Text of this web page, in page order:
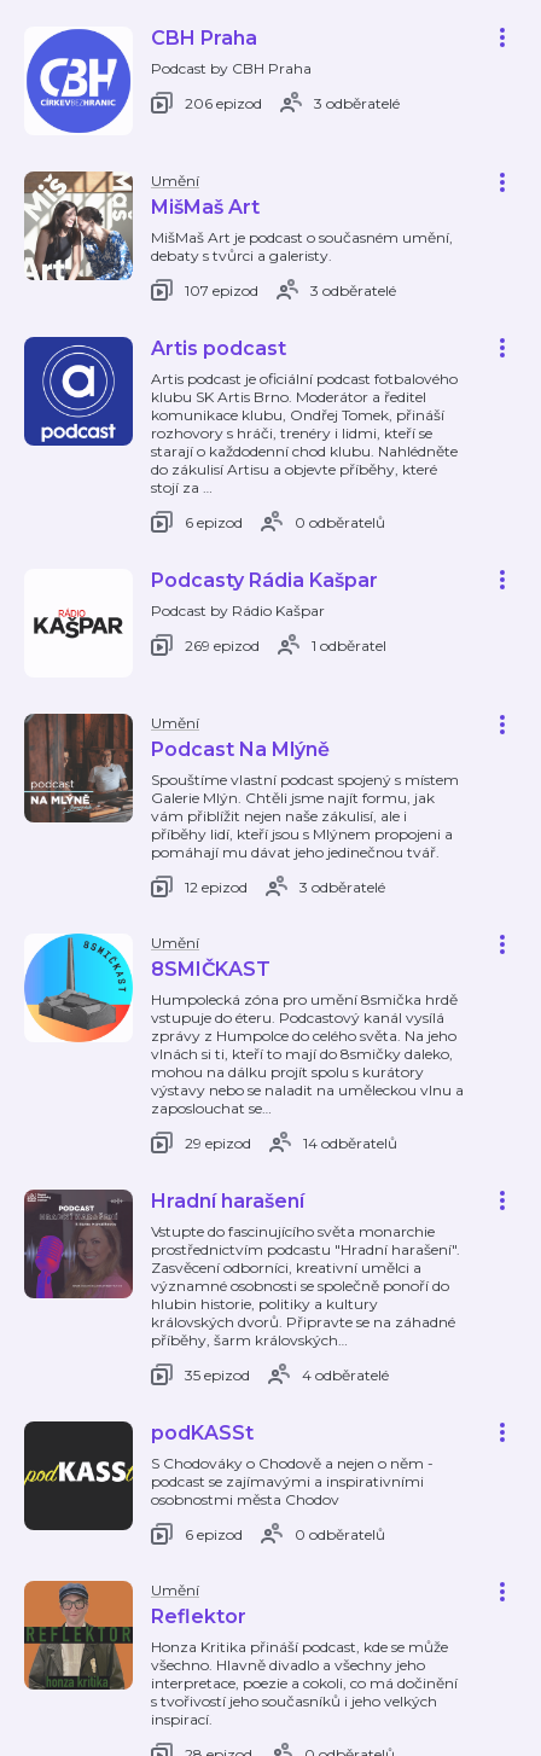
CBH Praha
Podcast by CBH Praha
206 epizod
3 odběratelé
Umění
MišMaš Art
MišMaš Art je podcast o současném umění,
debaty s tvůrci a galeristy.
107 epizod
3 odběratelé
Artis podcast
Artis podcast je oficiální podcast fotbalového
klubu SK Artis Brno. Moderátor a ředitel
komunikace klubu, Ondřej Tomek, přináší
rozhovory s hráči, trenéry i lidmi, kteří se
starají o každodenní chod klubu. Nahlédněte
do zákulisí Artisu a objevte příběhy, které
stojí za …
6 epizod
0 odběratelů
Podcasty Rádia Kašpar
Podcast by Rádio Kašpar
269 epizod
1 odběratel
Umění
Podcast Na Mlýně
Spouštíme vlastní podcast spojený s místem
Galerie Mlýn. Chtěli jsme najít formu, jak
vám přiblížit nejen naše zákulisí, ale i
příběhy lidí, kteří jsou s Mlýnem propojeni a
pomáhají mu dávat jeho jedinečnou tvář.
12 epizod
3 odběratelé
Umění
8SMIČKAST
Humpolecká zóna pro umění 8smička hrdě
vstupuje do éteru. Podcastový kanál vysílá
zprávy z Humpolce do celého světa. Na jeho
vlnách si ti, kteří to mají do 8smičky daleko,
mohou na dálku projít spolu s kurátory
výstavy nebo se naladit na uměleckou vlnu a
zaposlouchat se…
29 epizod
14 odběratelů
Hradní harašení
Vstupte do fascinujícího světa monarchie
prostřednictvím podcastu "Hradní harašení".
Zasvěcení odborníci, kreativní umělci a
významné osobnosti se společně ponoří do
hlubin historie, politiky a kultury
královských dvorů. Připravte se na záhadné
příběhy, šarm královských…
35 epizod
4 odběratelé
podKASSt
S Chodováky o Chodově a nejen o něm -
podcast se zajímavými a inspirativními
osobnostmi města Chodov
6 epizod
0 odběratelů
Umění
Reflektor
Honza Kritika přináší podcast, kde se může
všechno. Hlavně divadlo a všechny jeho
interpretace, poezie a cokoli, co má dočinění
s tvořivostí jeho současníků i jeho velkých
inspirací.